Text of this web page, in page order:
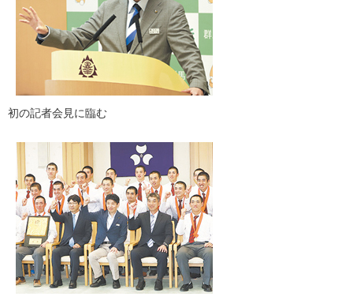
初の記者会見に臨む